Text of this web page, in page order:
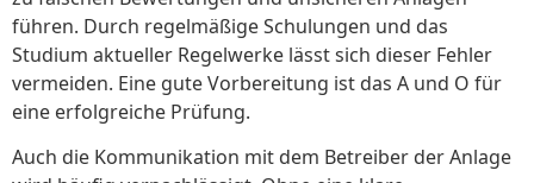
führen. Durch regelmäßige Schulungen und das
Studium aktueller Regelwerke lässt sich dieser Fehler
vermeiden. Eine gute Vorbereitung ist das A und O für
eine erfolgreiche Prüfung.
Auch die Kommunikation mit dem Betreiber der Anlage